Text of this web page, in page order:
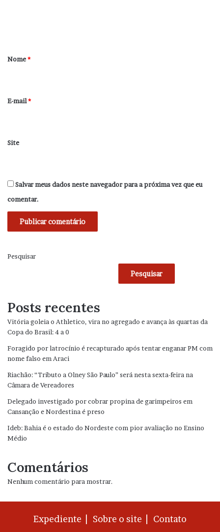
r
*
Nome*
E-mail*
Site
Salvar meus dados neste navegador para a próxima vez que eu
comentar.
Pesquisar
Pesquisar
Posts recentes
Vitória goleia o Athletico, vira no agregado e avança às quartas da
Copa do Brasil: 4 a 0
Foragido por latrocínio é recapturado após tentar enganar PM com
nome falso em Araci
Riachão: “Tributo a Olney São Paulo” será nesta sexta-feira na
Câmara de Vereadores
Delegado investigado por cobrar propina de garimpeiros em
Cansanção e Nordestina é preso
Ideb: Bahia é o estado do Nordeste com pior avaliação no Ensino
Médio
Comentários
Nenhum comentário para mostrar.
Expediente | Sobre o site | Contato